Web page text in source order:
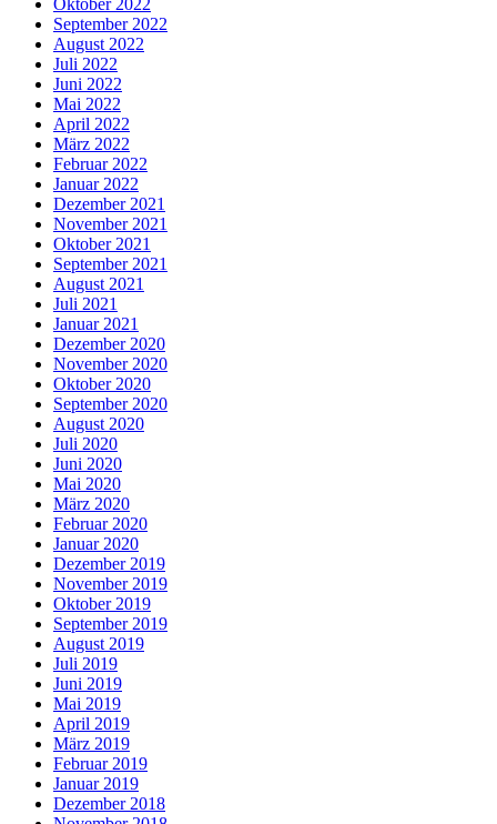
Oktober 2022
September 2022
August 2022
Juli 2022
Juni 2022
Mai 2022
April 2022
März 2022
Februar 2022
Januar 2022
Dezember 2021
November 2021
Oktober 2021
September 2021
August 2021
Juli 2021
Januar 2021
Dezember 2020
November 2020
Oktober 2020
September 2020
August 2020
Juli 2020
Juni 2020
Mai 2020
März 2020
Februar 2020
Januar 2020
Dezember 2019
November 2019
Oktober 2019
September 2019
August 2019
Juli 2019
Juni 2019
Mai 2019
April 2019
März 2019
Februar 2019
Januar 2019
Dezember 2018